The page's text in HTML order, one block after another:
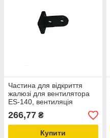
Частина для відкриття
жалюзі для вентилятора
ES-140, вентиляція
тваринницьких ферм
266,77 ₴
Купити